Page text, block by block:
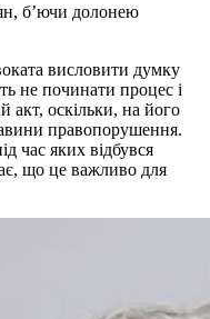
б’ючи долонею
висловити думку
не починати процес і
акт, оскільки, на його
правопорушення.
час яких відбувся
що це важливо для